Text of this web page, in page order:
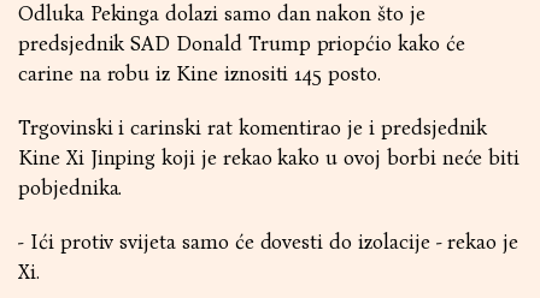
Odluka Pekinga dolazi samo dan nakon što je
predsjednik SAD Donald Trump priopćio kako će
carine na robu iz Kine iznositi 145 posto.
Trgovinski i carinski rat komentirao je i predsjednik
Kine Xi Jinping koji je rekao kako u ovoj borbi neće biti
pobjednika.
- Ići protiv svijeta samo će dovesti do izolacije - rekao je
Xi.